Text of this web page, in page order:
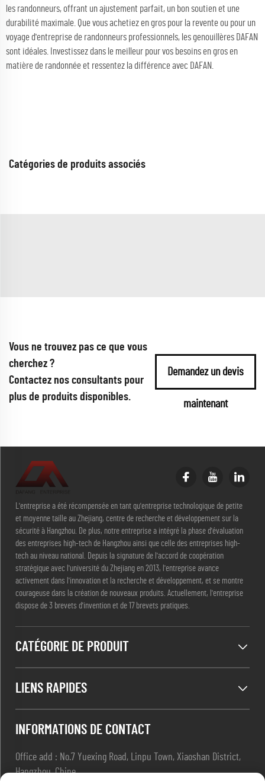
les randonneurs, offrant un ajustement parfait, un bon soutien et une
durabilité maximale. Que vous achetiez en gros pour la revente ou pour un
voyage d'entreprise de randonneurs professionnels, les genouillères DAFAN
sont idéales. Investissez dans le meilleur pour vos besoins en gros en
matière de randonnée et ressentez la différence avec DAFAN.
Catégories de produits associés
Vous ne trouvez pas ce que vous
cherchez ?
Contactez nos consultants pour
plus de produits disponibles.
Demandez un devis
maintenant
L'entreprise a été récompensée en tant qu'entreprise technologique de petite
et moyenne taille au Zhejiang, centre de recherche et développement sur la
sécurité à Hangzhou. De plus, notre entreprise a intégré la phase d'évaluation
des entreprises high-tech de Hangzhou ainsi que celle des entreprises high-
tech au niveau national. Depuis la signature de l'accord de coopération
stratégique avec l'université du Zhejiang en 2013, l'entreprise avance
activement dans l'innovation et la recherche et développement, et se montre
courageuse dans la création de nouveaux produits. Actuellement, l'entreprise
dispose de 3 brevets d'invention et de 17 brevets pratiques.
CATÉGORIE DE PRODUIT
LIENS RAPIDES
INFORMATIONS DE CONTACT
Office add : No.7 Yuexing Road, Linpu Town, Xiaoshan District,
Hangzhou, Chine